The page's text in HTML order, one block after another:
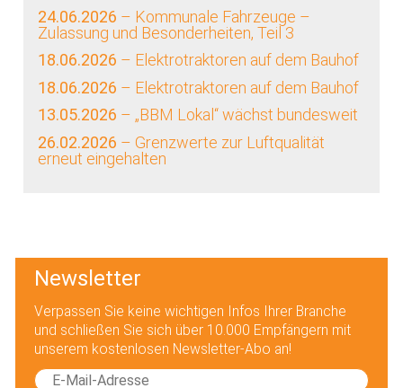
24.06.2026 – Kommunale Fahrzeuge –
Zulassung und Besonderheiten, Teil 3
18.06.2026 – Elektrotraktoren auf dem Bauhof
18.06.2026 – Elektrotraktoren auf dem Bauhof
13.05.2026 – „BBM Lokal“ wächst bundesweit
26.02.2026 – Grenzwerte zur Luftqualität
erneut eingehalten
Newsletter
Verpassen Sie keine wichtigen Infos Ihrer Branche
und schließen Sie sich über 10.000 Empfängern mit
unserem kostenlosen Newsletter-Abo an!